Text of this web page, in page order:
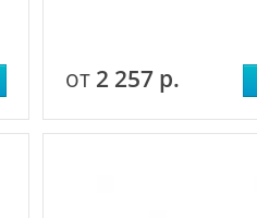
от 2 257 р.